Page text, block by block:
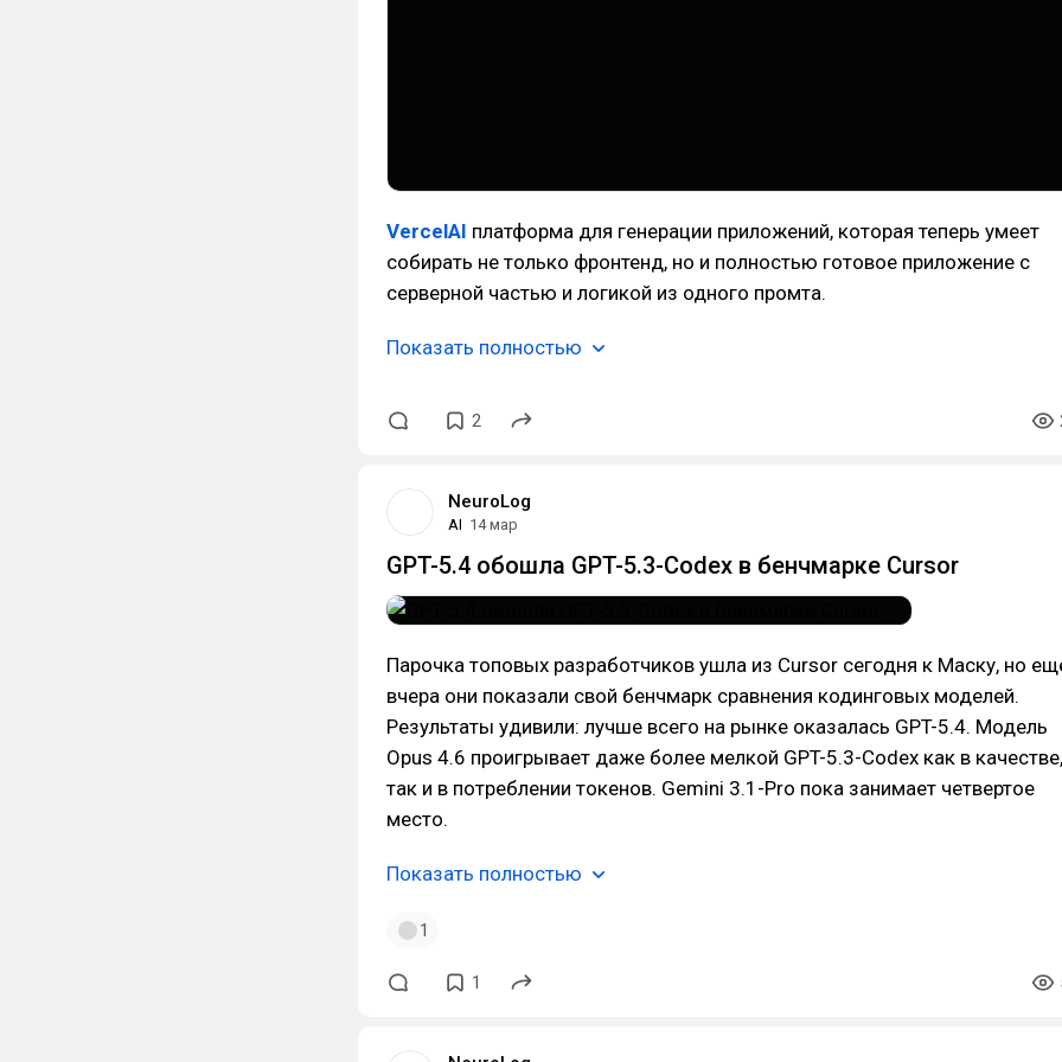
VercelAI платформа для генерации приложений, которая теперь умеет
собирать не только фронтенд, но и полностью готовое приложение с
серверной частью и логикой из одного промта.
Показать полностью
2
NeuroLog
AI 14 мар
GPT-5.4 обошла GPT-5.3-Codex в бенчмарке Cursor
Парочка топовых разработчиков ушла из Cursor сегодня к Маску, но
вчера они показали свой бенчмарк сравнения кодинговых моделей.
Результаты удивили: лучше всего на рынке оказалась GPT-5.4. Модель
Opus 4.6 проигрывает даже более мелкой GPT-5.3-Codex как в качестве,
так и в потреблении токенов. Gemini 3.1-Pro пока занимает четвертое
место.
Показать полностью
1
1